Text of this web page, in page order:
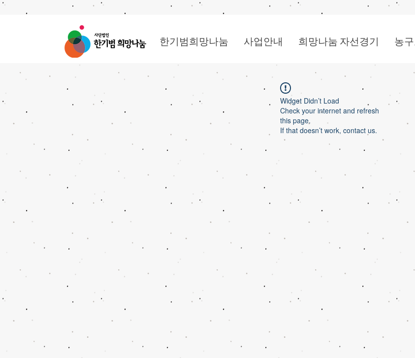
한기범희망나눔 사업안내 희망나눔 자선경기 농
Widget Didn’t Load
Check your internet and refresh
this page.
If that doesn’t work, contact us.